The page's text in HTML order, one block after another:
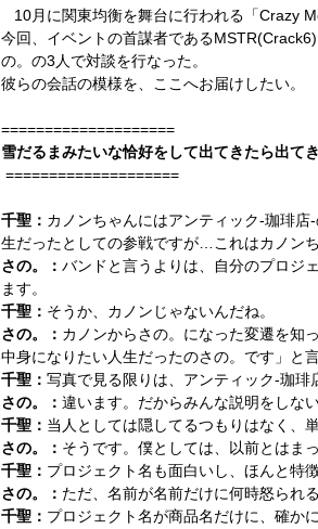
10月に関東均衡を舞台に行われる「Crazy
今回、イベントの首謀者である
の。の3人で対談を行なった。
彼らの会話の模様を、ここへお届けしたい。
====================
雪だるまみたいな恰好をして出てきたら出て
====================
千聖： カノンちゃんにはアンティック-珈琲
生だったとしての参戦ですが
これはカノン
さの。
： バンドと言うよりは、自分のプロジ
ます。
千聖 ： そうか、カノンじゃないんだね。
さの。
： カノンからさの。になった変遷を知
中身になりたい人生だったのさの。です」と
千聖 ： 写真で見る限りは、アンティック-珈琲
さの。
： 違います。だからみんな説明をしな
千聖 ： 当人としては隠してるつもりはなく、
さの。
： そうです。僕としては、以前とはま
千聖 ： プロジェクト名も面白いし、ほんと特
さの。
： ただ、名前が名前だけに何時怒られ
千聖 ： プロジェクト名が商品名だけに、確か